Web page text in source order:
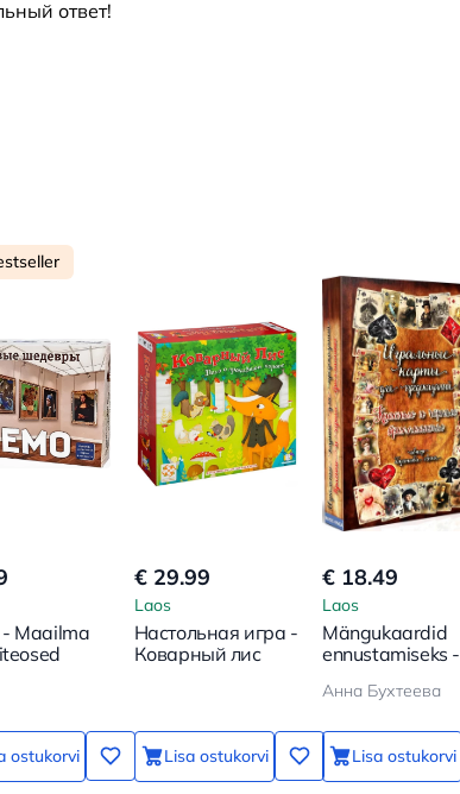
ответ!
- Maailma
ostukorvi
€ 29.99
Laos
Настольная игра -
Коварный лис
Lisa ostukorvi
€ 18.49
Laos
Mängukaardid
ennustamiseks -
teemandid (54
Анна Бухтеева
Lisa ostukorvi